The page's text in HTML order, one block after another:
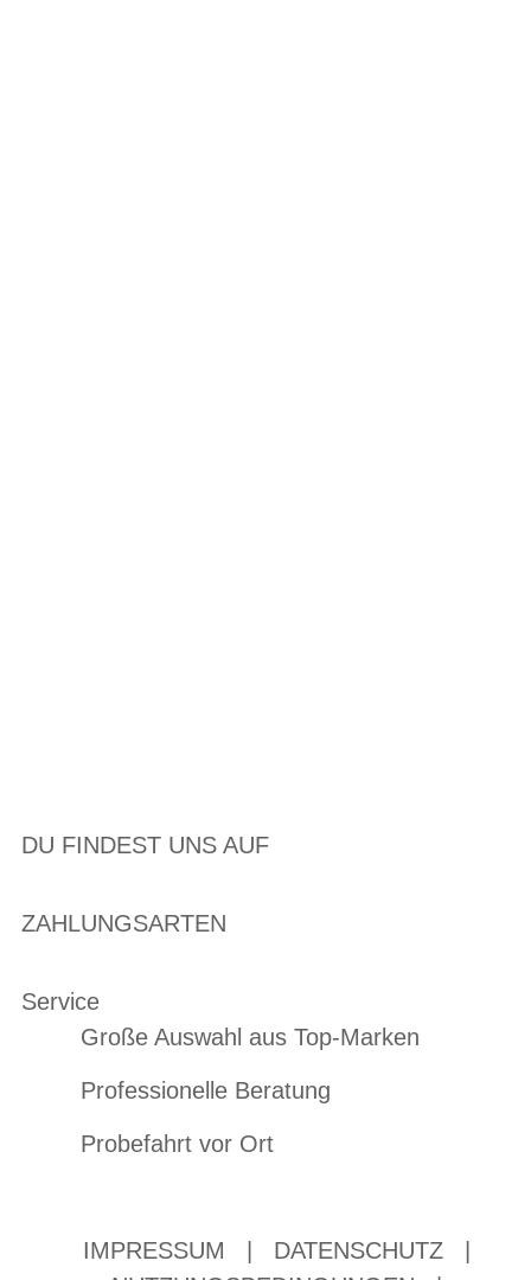
DU FINDEST UNS AUF
ZAHLUNGSARTEN
Service
Große Auswahl aus Top-Marken
Professionelle Beratung
Probefahrt vor Ort
IMPRESSUM DATENSCHUTZ